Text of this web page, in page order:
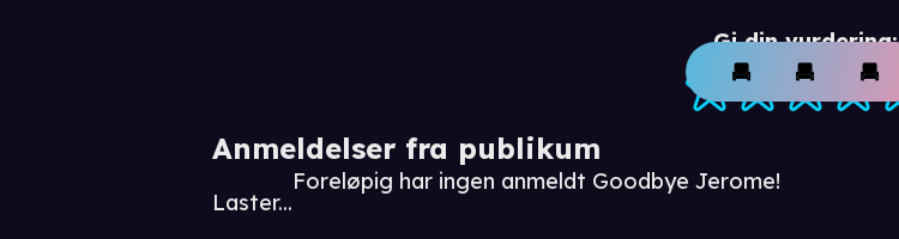
Gi din vurdering:
Anmeldelser fra publikum
Laster...
Foreløpig har ingen anmeldt Goodbye Jerome!